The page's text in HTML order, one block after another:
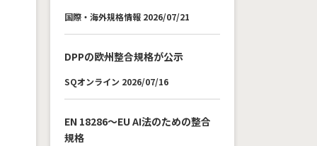
国際・海外規格情報 2026/07/21
DPPの欧州整合規格が公示
SQオンライン 2026/07/16
EN 18286～EU AI法のための整合
規格